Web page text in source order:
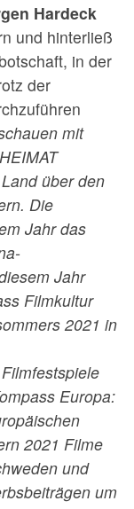
Hardeck
und hinterließ
in der
der
mit
über den
Die
Jahr das
Jahr
Filmkultur
2021 in
Europa:
2021 Filme
und
um